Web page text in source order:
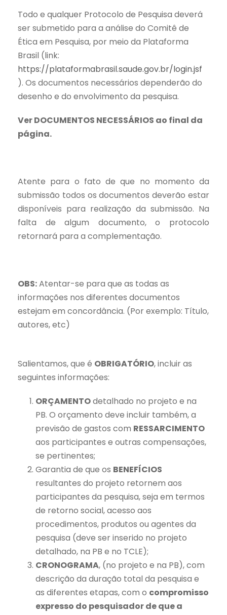
Todo e qualquer Protocolo de Pesquisa deverá
ser submetido para a análise do Comitê de
Ética em Pesquisa, por meio da Plataforma
Brasil (link:
https://plataformabrasil.saude.gov.br/login.jsf
). Os documentos necessários dependerão do
desenho e do envolvimento da pesquisa.
Ver DOCUMENTOS NECESSÁRIOS ao final da
página.
Atente para o fato de que no momento da
submissão todos os documentos deverão estar
disponíveis para realização da submissão. Na
falta de algum documento, o protocolo
retornará para a complementação.
OBS:Atentar-se para que as todas as
informações nos diferentes documentos
estejam em concordância. (Por exemplo: Título,
autores, etc)
Salientamos, que é OBRIGATÓRIO, incluir as
seguintes informações:
ORÇAMENTOdetalhado no projeto e na
PB. O orçamento deve incluir também, a
previsão de gastos com RESSARCIMENTO
aos participantes e outras compensações,
se pertinentes;
Garantia de que os BENEFÍCIOS
resultantes do projeto retornem aos
participantes da pesquisa, seja em termos
de retorno social, acesso aos
procedimentos, produtos ou agentes da
pesquisa (deve ser inserido no projeto
detalhado, na PB e no TCLE);
CRONOGRAMA, (no projeto e na PB), com
descrição da duração total da pesquisa e
as diferentes etapas, com o compromisso
expresso do pesquisador de que a